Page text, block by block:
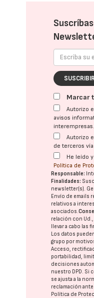
Marcar
Autorizo
avisos
Autorizo
de terceros
He leído
Política de
Responsable:
Finalidades:
newsletter(s).
Envío de emails
relativos a
asociados.
relación con
llevar a cabo las
Los datos
grupo por
Acceso,
portabilidad,
decisiones
nuestro DPD. Si
se ajusta a la
reclamación
Política de